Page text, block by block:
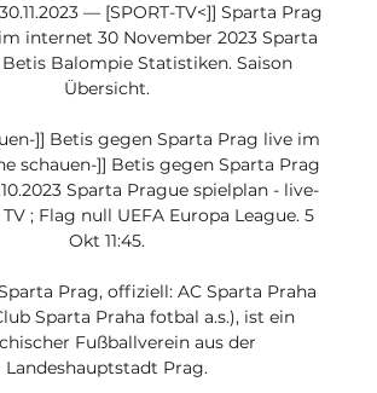
— [SPORT-TV<]] Sparta Prag
internet 30 November 2023 Sparta
Betis Balompie Statistiken. Saison
Übersicht.
]] Betis gegen Sparta Prag live im
schauen-]] Betis gegen Sparta Prag
Sparta Prague spielplan - live-
; Flag null UEFA Europa League. 5
Okt 11:45.
Prag, offiziell: AC Sparta Praha
Sparta Praha fotbal a.s.), ist ein
Fußballverein aus der
Landeshauptstadt Prag.